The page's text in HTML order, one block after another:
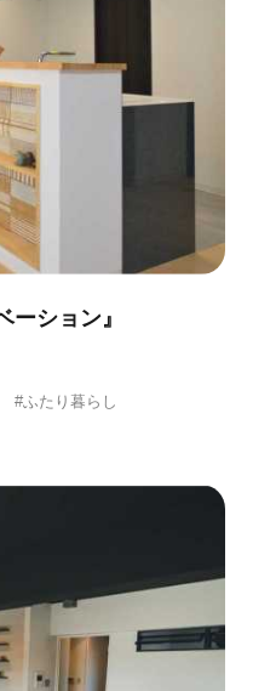
ション』
#ふたり暮らし